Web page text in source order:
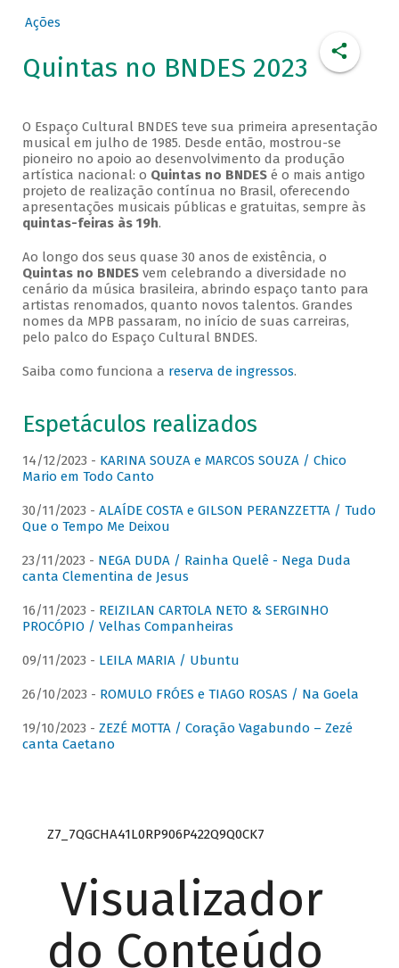
Ações
Quintas no BNDES 2023
O Espaço Cultural BNDES teve sua primeira apresentação
musical em julho de 1985. Desde então, mostrou-se
pioneiro no apoio ao desenvolvimento da produção
artística nacional: o Quintas no BNDESé o mais antigo
projeto de realização contínua no Brasil, oferecendo
apresentações musicais públicas e gratuitas, sempre às
quintas-feiras às 19h.
Ao longo dos seus quase 30 anos de existência, o
Quintas no BNDESvem celebrando a diversidade no
cenário da música brasileira, abrindo espaço tanto para
artistas renomados, quanto novos talentos. Grandes
nomes da MPB passaram, no início de suas carreiras,
pelo palco do Espaço Cultural BNDES.
Saiba como funciona a reserva de ingressos.
Espetáculos realizados
14/12/2023 - KARINA SOUZA e MARCOS SOUZA / Chico
Mario em Todo Canto
30/11/2023 - ALAÍDE COSTA e GILSON PERANZZETTA / Tudo
Que o Tempo Me Deixou
23/11/2023 - NEGA DUDA / Rainha Quelê - Nega Duda
canta Clementina de Jesus
16/11/2023 - REIZILAN CARTOLA NETO & SERGINHO
PROCÓPIO / Velhas Companheiras
09/11/2023 - LEILA MARIA / Ubuntu
26/10/2023 - ROMULO FRÓES e TIAGO ROSAS / Na Goela
19/10/2023 - ZEZÉ MOTTA / Coração Vagabundo – Zezé
canta Caetano
Z7_7QGCHA41L0RP906P422Q9Q0CK7
Visualizador
do Conteúdo